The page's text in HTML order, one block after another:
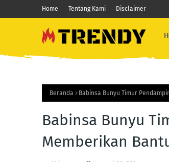
Home Tentang Kami Disclaimer
Beranda Babinsa Bunyu Timur
Babinsa Bunyu
Memberikan